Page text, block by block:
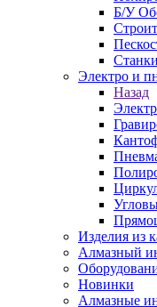
Б/У
Электро и
Назад
Изделия из
Алмазный
Новинки
Алмазные